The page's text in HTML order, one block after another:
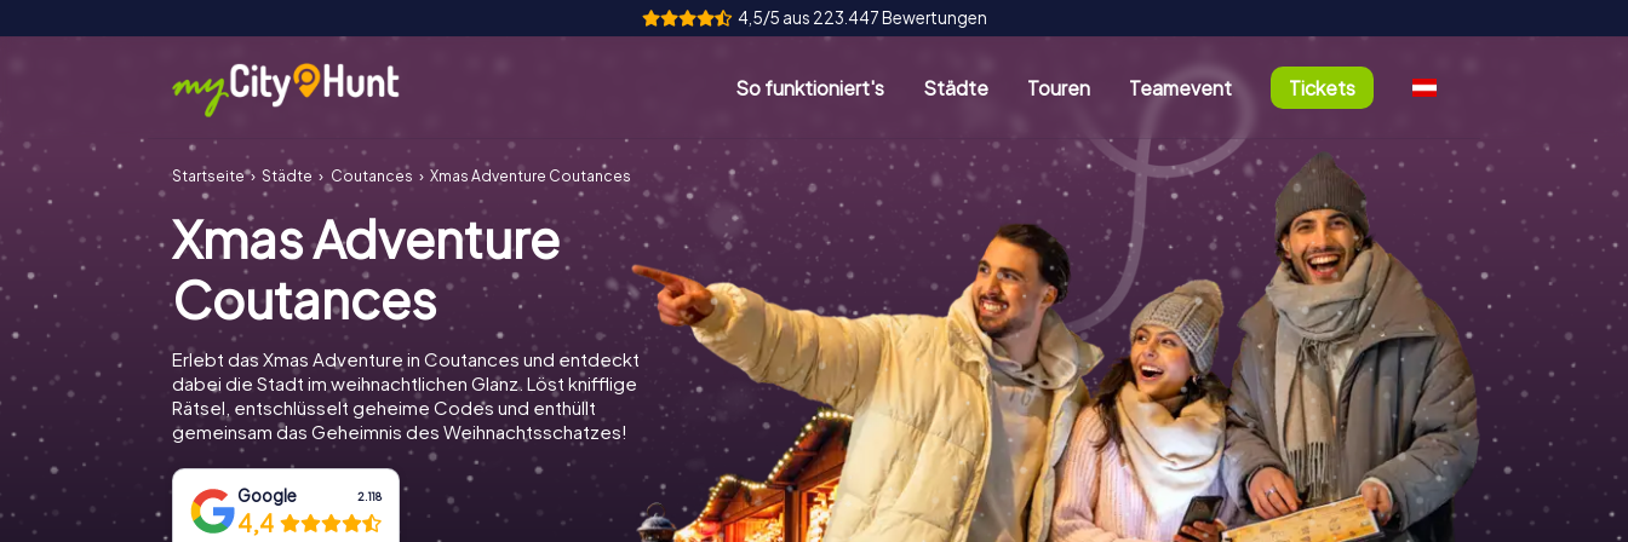
4,5/5 aus 223.447 Bewertungen
So funktioniert's Städte Touren Teamevent Tickets
Startseite Städte Coutances Xmas Adventure Coutances
Xmas Adventure
Coutances
Erlebt das Xmas Adventure in Coutances und entdeckt
dabei die Stadt im weihnachtlichen Glanz. Löst knifflige
Rätsel, entschlüsselt geheime Codes und enthüllt
gemeinsam das Geheimnis des Weihnachtsschatzes!
Google 2.118
4,4